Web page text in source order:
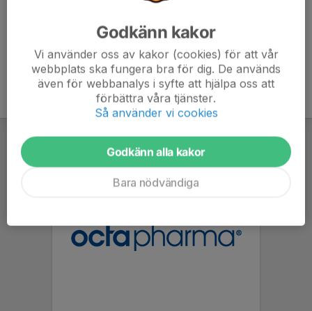
Godkänn kakor
Vi använder oss av kakor (cookies) för att vår
webbplats ska fungera bra för dig. De används
även för webbanalys i syfte att hjälpa oss att
förbättra våra tjänster.
Så använder vi cookies
Godkänn alla kakor
Bara nödvändiga